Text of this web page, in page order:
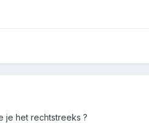
je het rechtstreeks ?